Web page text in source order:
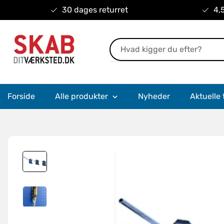
30 dages returret
Forside Alle produkter Nyheder Aktuelle